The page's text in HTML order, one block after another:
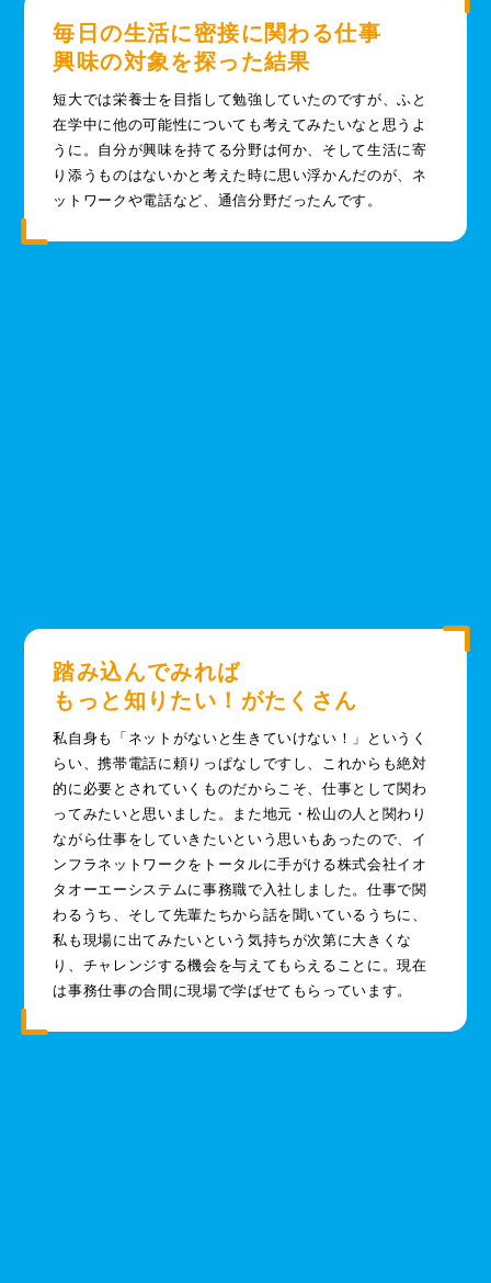
毎日の生活に密接に関わる仕事
興味の対象を探った結果
短大では栄養士を目指して勉強していたのですが、ふと
在学中に他の可能性についても考えてみたいなと思うよ
うに。自分が興味を持てる分野は何か、そして生活に寄
り添うものはないかと考えた時に思い浮かんだのが、ネ
ットワークや電話など、通信分野だったんです。
踏み込んでみれば
もっと知りたい！がたくさん
私自身も「ネットがないと生きていけない！」というく
らい、携帯電話に頼りっぱなしですし、これからも絶対
的に必要とされていくものだからこそ、仕事として関わ
ってみたいと思いました。また地元・松山の人と関わり
ながら仕事をしていきたいという思いもあったので、イ
ンフラネットワークをトータルに手がける株式会社イオ
タオーエーシステムに事務職で入社しました。仕事で関
わるうち、そして先輩たちから話を聞いているうちに、
私も現場に出てみたいという気持ちが次第に大きくな
り、チャレンジする機会を与えてもらえることに。現在
は事務仕事の合間に現場で学ばせてもらっています。